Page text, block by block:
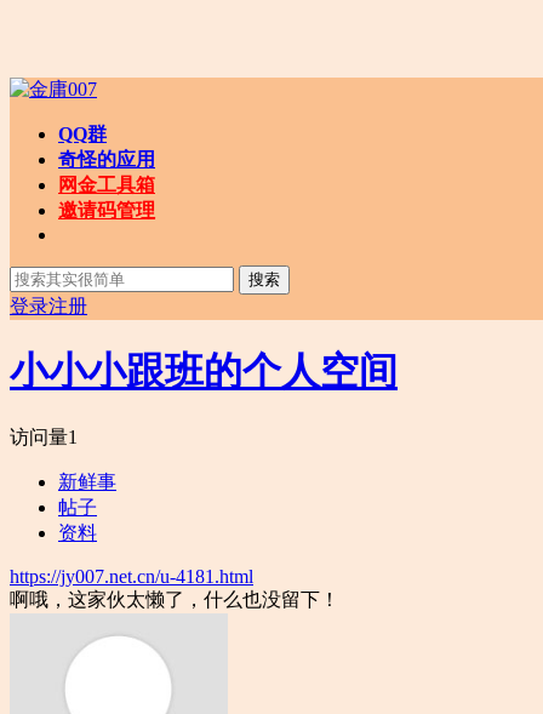
QQ群
奇怪的应用
网金工具箱
邀请码管理
搜索
登录注册
小小小跟班的个人空间
访问量1
新鲜事
帖子
资料
https://jy007.net.cn/u-4181.html
啊哦，这家伙太懒了，什么也没留下！